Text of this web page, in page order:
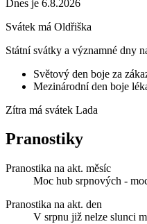
Dnes je 6.8.2026
Svátek má Oldřiška
Státní svátky a významné dny
Světový den boje za
Mezinárodní den boje
Zítra má svátek Lada
Pranostiky
Pranostika na akt. měsíc
Moc hub srpnových -
Pranostika na akt. den
V srpnu již nelze slunci